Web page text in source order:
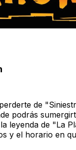
de
podrás
leyenda de "La
y el horario en